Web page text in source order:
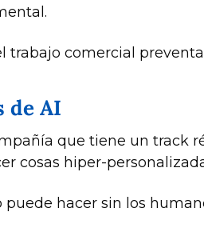
trabajo comercial
de AI
que tiene un track
cosas hiper-
hacer sin los